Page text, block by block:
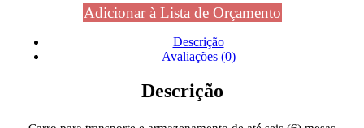
Adicionar à Lista de Orçamento
Descrição
Avaliações (0)
Descrição